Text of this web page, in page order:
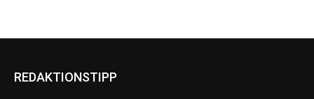
REDAKTIONSTIPP